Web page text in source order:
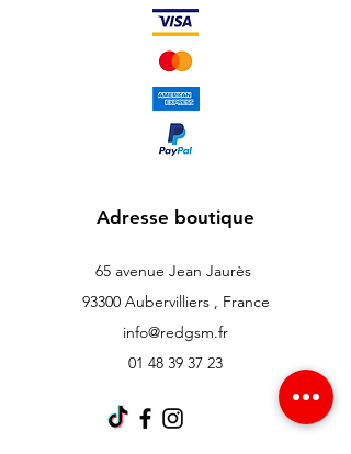
Adresse boutique
65 avenue Jean Jaurès
93300 Aubervilliers , France
info@redgsm.fr
01 48 39 37 23